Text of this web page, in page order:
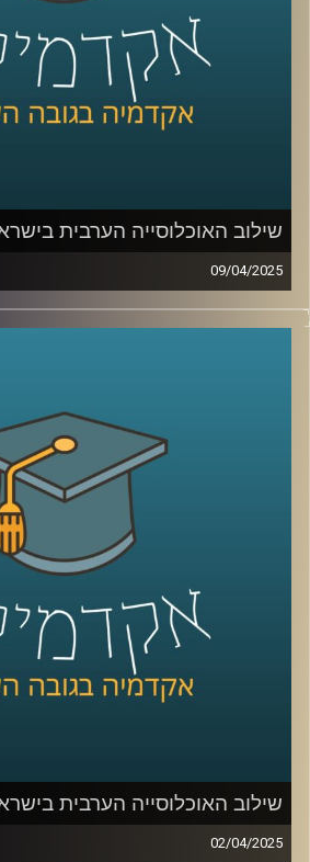
וביוטכנולוגיה. אילנה שואפת להבין את
הבודדים והקהילה הנוצרת בידי
מתאפיינת בגישה משלבת הכוללת
ביולוגיה של התא, גנטיקה וביולוגיה
קרדיט תמונות:AudioVersity
שילוב האוכלוסייה הערבית
09/04/2025
בפרק הקודם דיברנו על מוביליות
ללמוד יותר גברים ערביים או נשים
ולמה האוכלוסייה הערבית לא יודעת
בפרק הזה נדבר יותר על אלימות
קרה בקורונה, למה אין מהומות כמו
תופעת הצעירים חסרי המעש , מה צריך
בין האוכלוסיות השונות והאם יש מקום
שוב איתנו לפרק האחרון בסדרה ד״ר
בכירה במכון אהרן למדיניות כלכלית
לכלכלה – אוניברסיטת רייכמן, ועומדת
שילוב האוכלוסייה הערבית
02/04/2025